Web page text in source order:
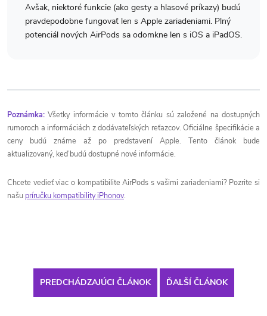
Avšak, niektoré funkcie (ako gesty a hlasové príkazy) budú
pravdepodobne fungovať len s Apple zariadeniami. Plný
potenciál nových AirPods sa odomkne len s iOS a iPadOS.
Poznámka: Všetky informácie v tomto článku sú založené na dostupných
rumoroch a informáciách z dodávateľských reťazcov. Oficiálne špecifikácie a
ceny budú známe až po predstavení Apple. Tento článok bude
aktualizovaný, keď budú dostupné nové informácie.
Chcete vedieť viac o kompatibilite AirPods s vašimi zariadeniami? Pozrite si
našu príručku kompatibility iPhonov.
PREDCHÁDZAJÚCI ČLÁNOK ĎALŠÍ ČLÁNOK